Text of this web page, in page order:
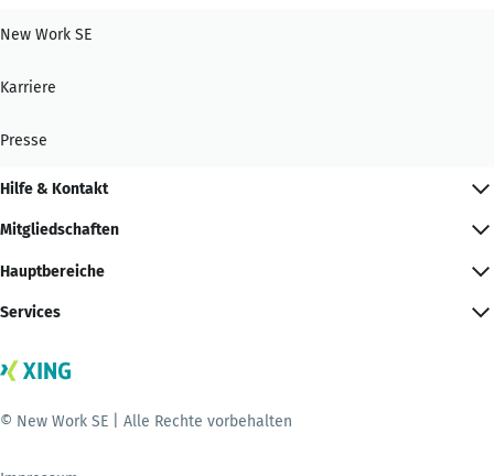
New Work SE
Karriere
Presse
Hilfe & Kontakt
Mitgliedschaften
Hauptbereiche
Services
© New Work SE | Alle Rechte vorbehalten